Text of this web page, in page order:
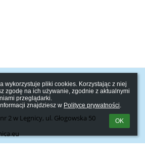
wykorzystuje pliki cookies. Korzystając z niej
zgodę na ich używanie, zgodnie z aktualnymi
przeglądarki.
znajdziesz w Polityce prywatności.
OK
2 w Legnicy, ul. Głogowska 50